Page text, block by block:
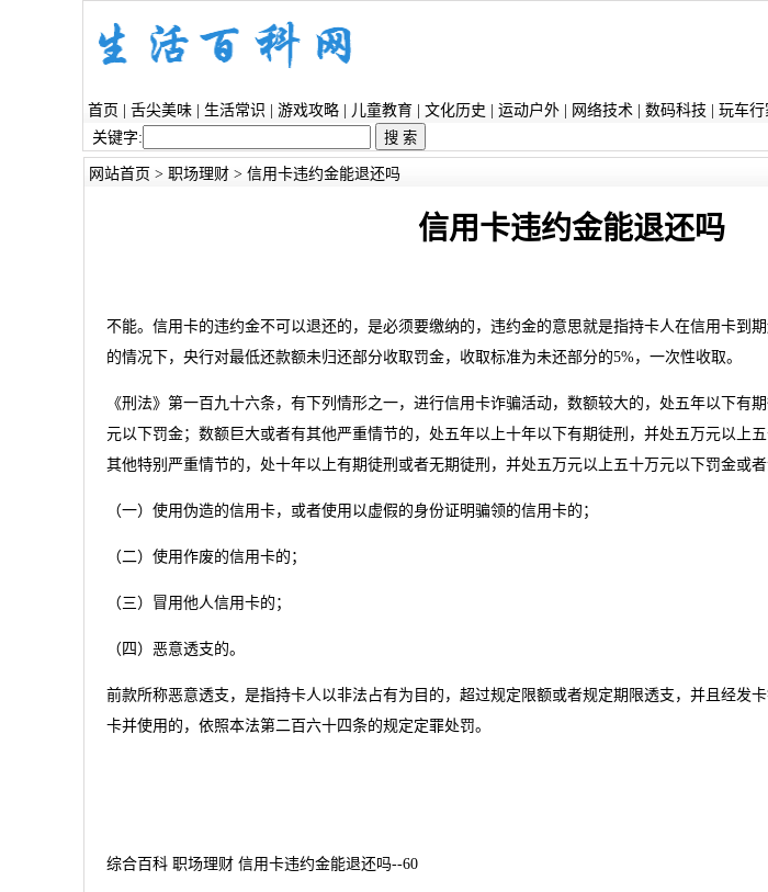
首页 舌尖美味| 生活常识 游戏攻略| 儿童教育| 文化历史 运动户外| 网络技术| 数码科技 玩车行
关键字:
网站首页 > 职场理财> 信用卡违约金能退还吗
信用卡违约金能退还吗
不能。信用卡的违约金不可以退还的，是必须要缴纳的，违约金的意思就是指持卡人在信用卡到
的情况下，央行对最低还款额未归还部分收取罚金，收取标准为未还部分的5%，一次性收取。
《刑法》第一百九十六条，有下列情形之一，进行信用卡诈骗活动，数额较大的，处五年以下有
元以下罚金；数额巨大或者有其他严重情节的，处五年以上十年以下有期徒刑，并处五万元以上
其他特别严重情节的，处十年以上有期徒刑或者无期徒刑，并处五万元以上五十万元以下罚金或者
（一）使用伪造的信用卡，或者使用以虚假的身份证明骗领的信用卡的；
（二）使用作废的信用卡的；
（三）冒用他人信用卡的；
（四）恶意透支的。
前款所称恶意透支，是指持卡人以非法占有为目的，超过规定限额或者规定期限透支，并且经发
卡并使用的，依照本法第二百六十四条的规定定罪处罚。
综合百科 职场理财 信用卡违约金能退还吗--60